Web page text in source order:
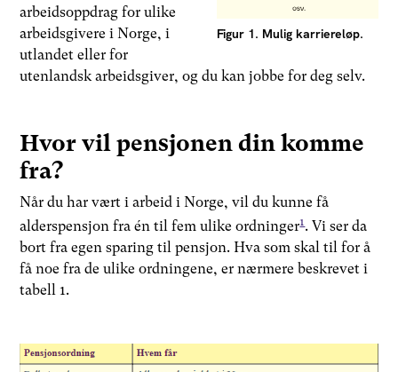
Figur 1. Mulig karriereløp.
arbeidsoppdrag for ulike
arbeidsgivere i Norge, i
utlandet eller for
utenlandsk arbeidsgiver, og du kan jobbe for deg selv.
Hvor vil pensjonen din komme
fra?
Når du har vært i arbeid i Norge, vil du kunne få
alderspensjon fra én til fem ulike ordninger1. Vi ser da
bort fra egen sparing til pensjon. Hva som skal til for å
få noe fra de ulike ordningene, er nærmere beskrevet i
tabell 1.